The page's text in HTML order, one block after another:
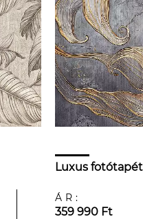
Luxus
ÁR:
359 990 Ft